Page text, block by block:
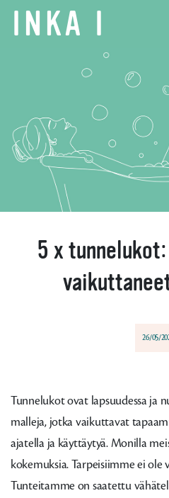
INKA I
5 x
26/05/
Tunnelukot ovat lapsuudessa ja
malleja, jotka vaikuttavat
ajatella ja käyttäytyä. Monilla
kokemuksia. Tarpeisiimme ei
Tunteitamme on saatettu